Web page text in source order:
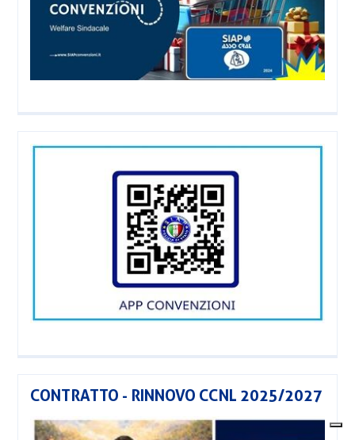
CONTRATTO - RINNOVO CCNL 2025/2027